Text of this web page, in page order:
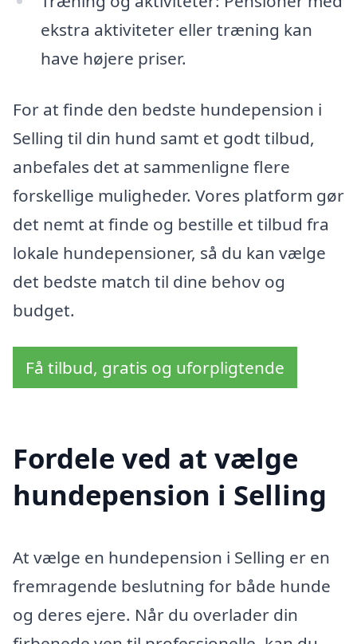
ekstra aktiviteter eller træning kan
have højere priser.
For at finde den bedste hundepension i
Selling til din hund samt et godt tilbud,
anbefales det at sammenligne flere
forskellige muligheder. Vores platform gør
det nemt at finde og bestille et tilbud fra
lokale hundepensioner, så du kan vælge
det bedste match til dine behov og
budget.
Få tilbud, gratis og uforpligtende
Fordele ved at vælge
hundepension i Selling
At vælge en hundepension i Selling er en
fremragende beslutning for både hunde
og deres ejere. Når du overlader din